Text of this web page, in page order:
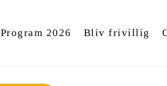
Program 2026 Bliv frivillig